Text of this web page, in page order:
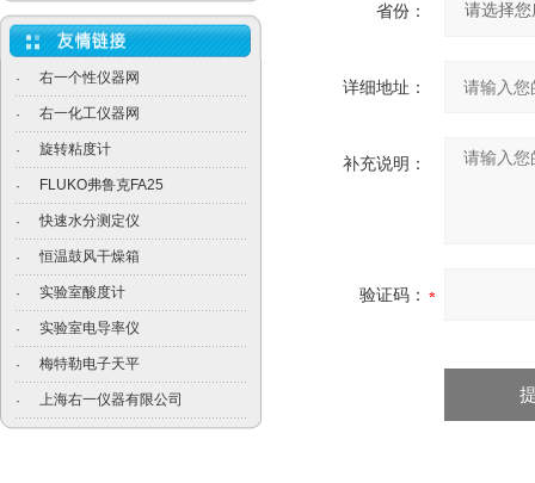
· 右一个性仪器网
· 右一化工仪器网
· 旋转粘度计
· FLUKO弗鲁克FA25
· 快速水分测定仪
· 恒温鼓风干燥箱
· 实验室酸度计
· 实验室电导率仪
· 梅特勒电子天平
· 上海右一仪器有限公司
省份：
详细地址：
补充说明：
验证码：